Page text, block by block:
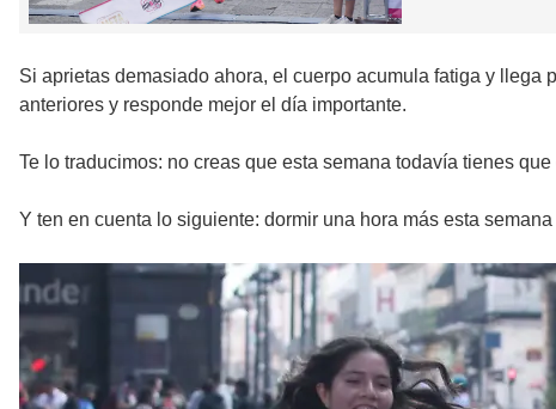
Si aprietas demasiado ahora, el cuerpo acumula fatiga y
anteriores y responde mejor el día importante.
Te lo traducimos: no creas que esta semana todavía tienes que
Y ten en cuenta lo siguiente: dormir una hora más esta